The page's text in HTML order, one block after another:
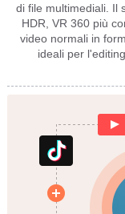
di file multimediali. Il
HDR, VR 360 più
video normali in
ideali per